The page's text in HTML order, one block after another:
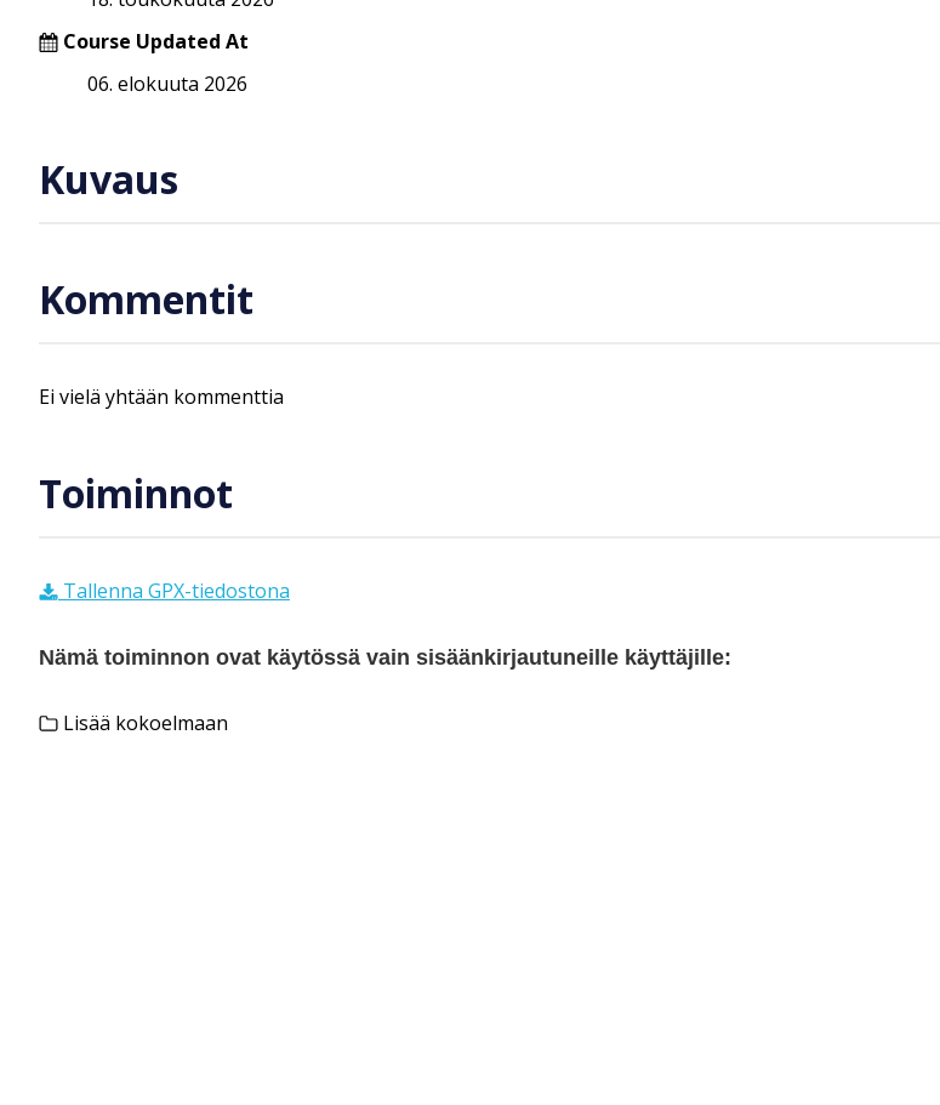
Course Updated At
06. elokuuta 2026
Kuvaus
Kommentit
Ei vielä yhtään kommenttia
Toiminnot
Tallenna GPX-tiedostona
Nämä toiminnon ovat käytössä vain sisäänkirjautuneille käyttäjille:
Lisää kokoelmaan